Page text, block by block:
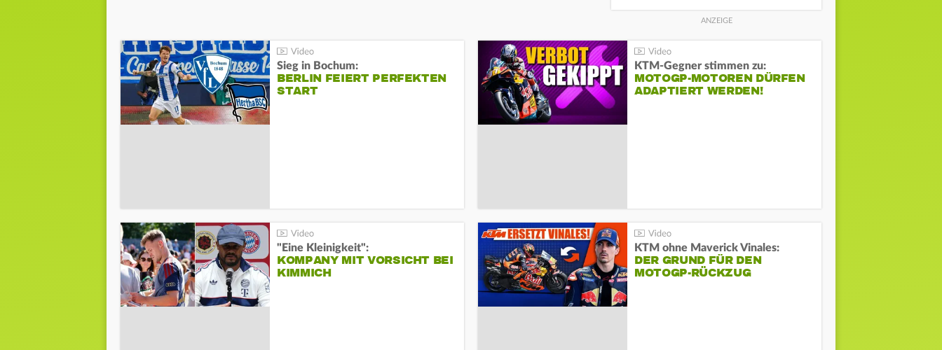
Sieg in Bochum:
BERLIN FEIERT PERFEKTEN
START
KTM-Gegner stimmen zu:
MOTOGP-MOTOREN DÜRFEN
ADAPTIERT WERDEN!
"Eine Kleinigkeit":
KOMPANY MIT VORSICHT BEI
KIMMICH
KTM ohne Maverick Vinales:
DER GRUND FÜR DEN
MOTOGP-RÜCKZUG